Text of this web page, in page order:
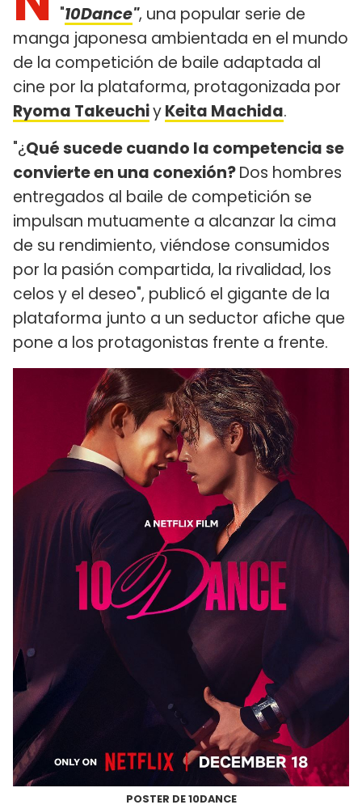
"10Dance", una popular serie de
manga japonesa ambientada en el mundo
de la competición de baile adaptada al
cine por la plataforma, protagonizada por
Ryoma TakeuchiyKeita Machida.
"¿Qué sucede cuando la competencia se
convierte en una conexión?Dos hombres
entregados al baile de competición se
impulsan mutuamente a alcanzar la cima
de su rendimiento, viéndose consumidos
por la pasión compartida, la rivalidad, los
celos y el deseo", publicó el gigante de la
plataforma junto a un seductor afiche que
pone a los protagonistas frente a frente.
POSTER DE 10DANCE